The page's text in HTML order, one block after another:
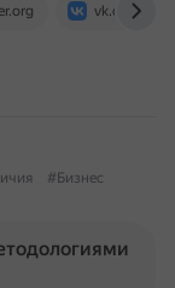
vk.com
#Бизнес